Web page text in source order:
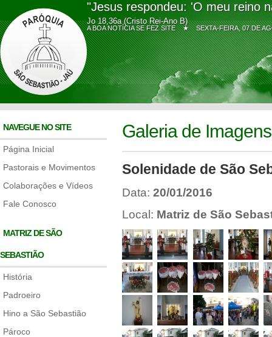
"Jesus respondeu: 'O meu reino
Jo 18,36a (Cristo Rei-Ano B)
A BOA NOTÍCIA SE FEZ SITE ★SEXTA-FEIRA, 07 DE
NAVEGUE NO SITE
Página Inicial
Pastorais e Movimentos
Colaborações e Vídeos
Fale Conosco
MATRIZ DE SÃO
SEBASTIÃO
História
Padroeiro
Hino a São Sebastião
Pároco
Galeria de Imagens
Solenidade de São
Data: 20/01/2016
Local: Matriz de São